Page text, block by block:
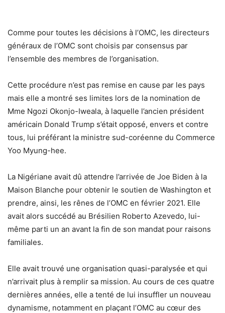
Comme pour toutes les décisions à l’OMC, les directeurs
généraux de l’OMC sont choisis par consensus par
l’ensemble des membres de l’organisation.
Cette procédure n’est pas remise en cause par les pays
mais elle a montré ses limites lors de la nomination de
Mme Ngozi Okonjo-Iweala, à laquelle l’ancien président
américain Donald Trump s’était opposé, envers et contre
tous, lui préférant la ministre sud-coréenne du Commerce
Yoo Myung-hee.
La Nigériane avait dû attendre l’arrivée de Joe Biden à la
Maison Blanche pour obtenir le soutien de Washington et
prendre, ainsi, les rênes de l’OMC en février 2021. Elle
avait alors succédé au Brésilien Roberto Azevedo, lui-
même parti un an avant la fin de son mandat pour raisons
familiales.
Elle avait trouvé une organisation quasi-paralysée et qui
n’arrivait plus à remplir sa mission. Au cours de ces quatre
dernières années, elle a tenté de lui insuffler un nouveau
dynamisme, notamment en plaçant l’OMC au cœur des